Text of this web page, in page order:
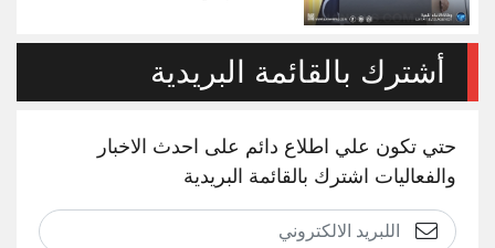
أشترك بالقائمة البريدية
حتي تكون علي اطلاع دائم على احدث الاخبار
والفعاليات اشترك بالقائمة البريدية